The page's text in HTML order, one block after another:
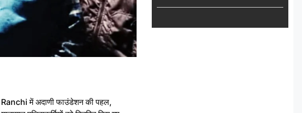
Ranchi में अदाणी फाउंडेशन की पहल,
महिला की जान, चलती
हादसा टला; घटना